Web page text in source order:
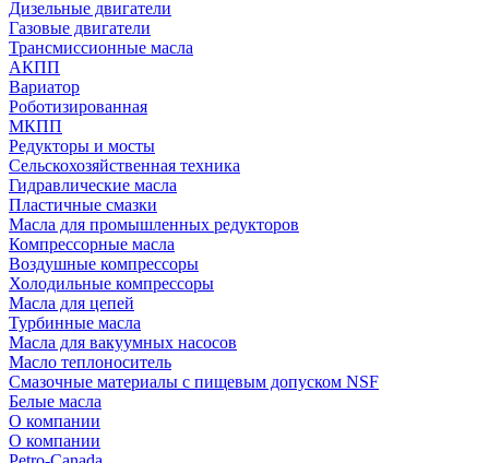
Дизельные двигатели
Газовые двигатели
Трансмиссионные масла
АКПП
Вариатор
Роботизированная
МКПП
Редукторы и мосты
Сельскохозяйственная техника
Гидравлические масла
Пластичные смазки
Масла для промышленных редукторов
Компрессорные масла
Воздушные компрессоры
Холодильные компрессоры
Масла для цепей
Турбинные масла
Масла для вакуумных насосов
Масло теплоноситель
Смазочные материалы с пищевым допуском NSF
Белые масла
О компании
О компании